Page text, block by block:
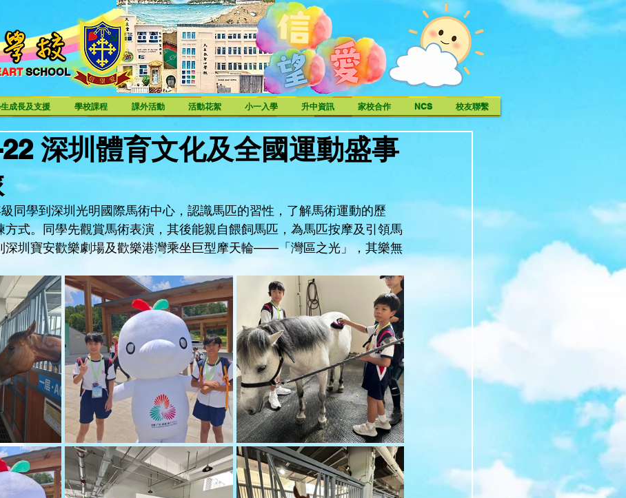
SCHOOL
SCHOOL
成長及支援 學校課程 課外活動 活動花絮 小一入學 升中資訊 家校合作 NCS 校友聯繫
深圳體育文化及全國運動盛事
同學到深圳光明國際馬術中心，認識馬匹的習性，了解馬術運動的歷
方式。同學先觀賞馬術表演，其後能親自餵飼馬匹，為馬匹按摩及引領馬
深圳寶安歡樂劇場及歡樂港灣乘坐巨型摩天輪——「灣區之光」，其樂無